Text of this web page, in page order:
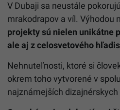
V Dubaji sa neustále
mrakodrapov a víl. Výhodou
projekty sú nielen unikátne
ale aj z celosvetového
Nehnuteľnosti, ktoré si
okrem toho vytvorené v
najznámejších